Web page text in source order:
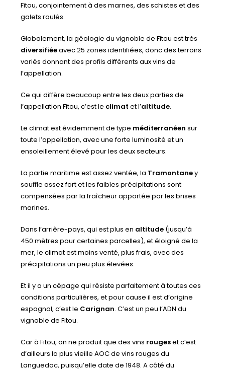
Fitou, conjointement à des marnes, des schistes et des
galets roulés.
Globalement, la géologie du vignoble de Fitou est très
diversifiéeavec 25 zones identifiées, donc des terroirs
variés donnant des profils différents aux vins de
l’appellation.
Ce qui diffère beaucoup entre les deux parties de
l’appellation Fitou, c’est le climatet l’altitude.
Le climat est évidemment de type méditerranéen sur
toute l’appellation, avec une forte luminosité et un
ensoleillement élevé pour les deux secteurs.
La partie maritime est assez ventée, la Tramontaney
souffle assez fort et les faibles précipitations sont
compensées par la fraîcheur apportée par les brises
marines.
Dans l’arrière-pays, qui est plus en altitude (jusqu’à
450 mètres pour certaines parcelles), et éloigné de la
mer, le climat est moins venté, plus frais, avec des
précipitations un peu plus élevées.
Et il y a un cépage qui résiste parfaitement à toutes ces
conditions particulières, et pour cause il est d’origine
espagnol, c’est le Carignan. C’est un peu l’ADN du
vignoble de Fitou.
Car à Fitou, on ne produit que des vins rougeset c’est
d’ailleurs la plus vieille AOC de vins rouges du
Languedoc, puisqu’elle date de 1948. A côté du